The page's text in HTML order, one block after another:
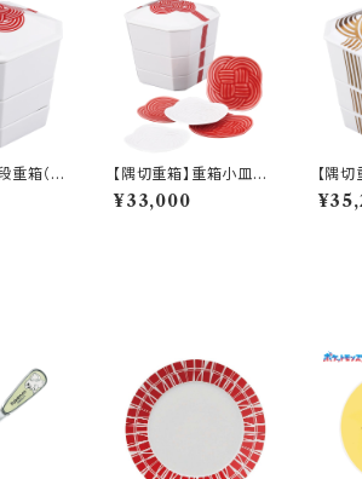
重箱（赤
】YM
【隅切重箱】重箱小皿
（赤結び）【YMK140】Y
MK142-381
¥33,000
【隅
結び